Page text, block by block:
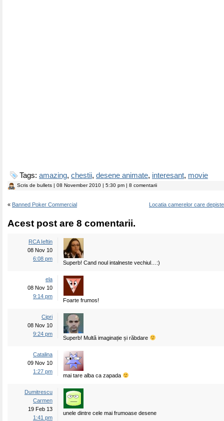
Tags: amazing, chestii, desene animate, interesant, movie
Scris de bullets | 08 November 2010 | 5:30 pm | 8 comentarii
« Banned Poker Commercial Locatia camerelor care
Acest post are 8 comentarii.
RCA Ieftin
08 Nov 10
6:08 pm
Superb! Cand noul intalneste vechiul…:)
ela
08 Nov 10
9:14 pm
Foarte frumos!
Cipri
08 Nov 10
9:24 pm
Superb! Multă imaginație și răbdare
Catalina
09 Nov 10
1:27 pm
mai tare alba ca zapada
Dumitrescu
Carmen
19 Feb 13
1:41 pm
unele dintre cele mai frumoase desene